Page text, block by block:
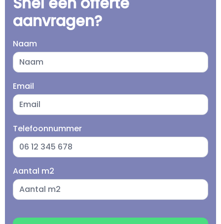
aanvragen?
Naam
Email
Telefoonnummer
Aantal m2